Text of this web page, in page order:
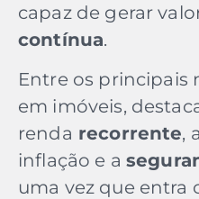
capaz de gerar
contínua.
Entre os principais
em imóveis,
renda recorrente,
inflação e a
uma vez que entra